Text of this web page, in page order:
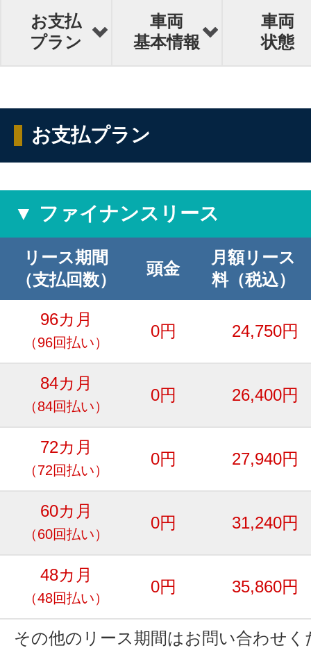
お支払
プラン
車両
基本情報
車両
状態
お支払プラン
▼ ファイナンスリース
リース期間
（支払回数）
頭金
月額リース
料（税込）
96カ月
（96回払い）
0円 24,750円
84カ月
（84回払い）
0円 26,400円
72カ月
（72回払い）
0円 27,940円
60カ月
（60回払い）
0円 31,240円
48カ月
（48回払い）
0円 35,860円
その他のリース期間はお問い合わせく